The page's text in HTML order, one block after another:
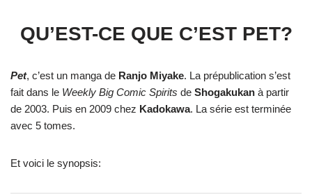
QU’EST-CE QUE C’EST PET?
Pet, c’est un manga de Ranjo Miyake. La prépublication s’est
fait dans le Weekly Big Comic Spirits de Shogakukan à partir
de 2003. Puis en 2009 chez Kadokawa. La série est terminée
avec 5 tomes.
Et voici le synopsis: